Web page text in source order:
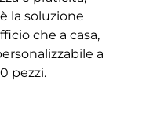
la soluzione
che a casa,
a
pezzi.